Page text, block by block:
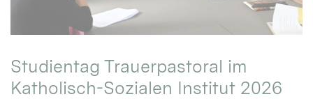
Studientag Trauerpastoral im
Katholisch-Sozialen Institut 2026